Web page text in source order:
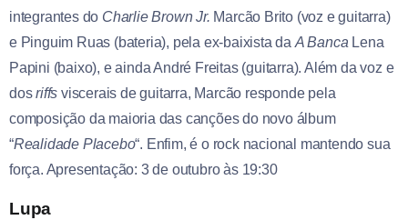
integrantes do Charlie Brown Jr. Marcão Brito (voz e guitarra)
e Pinguim Ruas (bateria), pela ex-baixista da A Banca Lena
Papini (baixo), e ainda André Freitas (guitarra). Além da voz e
dosriffs viscerais de guitarra, Marcão responde pela
composição da maioria das canções do novo álbum
“Realidade Placebo“. Enfim, é o rock nacional mantendo sua
força. Apresentação: 3 de outubro às 19:30
Lupa